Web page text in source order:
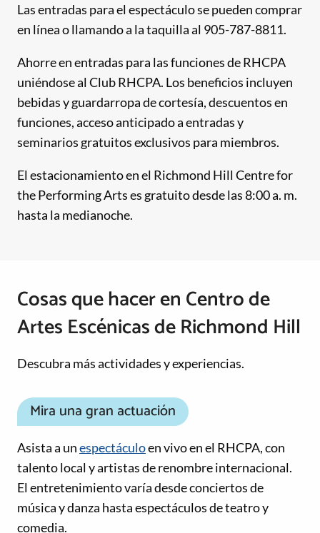
Las entradas para el espectáculo se pueden comprar
en línea o llamando a la taquilla al 905-787-8811.
Ahorre en entradas para las funciones de RHCPA
uniéndose al Club RHCPA. Los beneficios incluyen
bebidas y guardarropa de cortesía, descuentos en
funciones, acceso anticipado a entradas y
seminarios gratuitos exclusivos para miembros.
El estacionamiento en el Richmond Hill Centre for
the Performing Arts es gratuito desde las 8:00 a. m.
hasta la medianoche.
Cosas que hacer en Centro de
Artes Escénicas de Richmond Hill
Descubra más actividades y experiencias.
Mira una gran actuación
Asista a unespectáculoen vivo en el RHCPA, con
talento local y artistas de renombre internacional.
El entretenimiento varía desde conciertos de
música y danza hasta espectáculos de teatro y
comedia.